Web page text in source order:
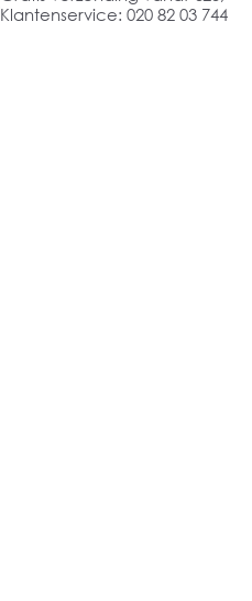
Klantenservice: 020 82 03 744